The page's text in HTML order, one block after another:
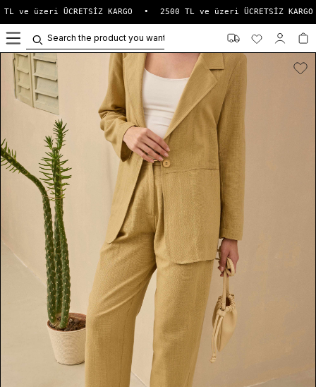
ve üzeri ÜCRETSİZ KARGO • 2500 TL ve üzeri ÜCRETSİZ KARGO